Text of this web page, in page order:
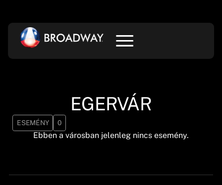
EGERVÁR
ESEMÉNY 0
Ebben a városban jelenleg nincs esemény.